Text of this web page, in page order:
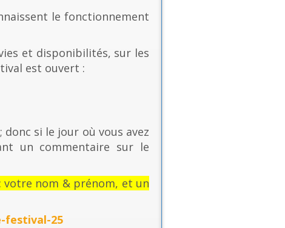
le fonctionnement
et disponibilités, sur les
est ouvert :
si le jour où vous avez
un commentaire sur le
votre nom & prénom, et un
25